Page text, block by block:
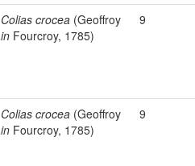
Colias crocea (Geoffroy
in Fourcroy, 1785)
9
Colias crocea (Geoffroy
in Fourcroy, 1785)
9